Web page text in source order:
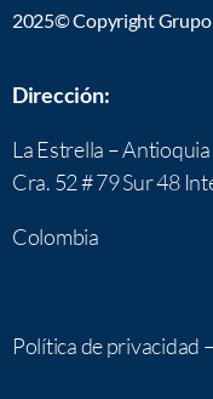
2025© Copyright Grupo
Dirección:
La Estrella – Antioquia
Cra. 52 # 79 Sur 48
Colombia
Política de privacidad –